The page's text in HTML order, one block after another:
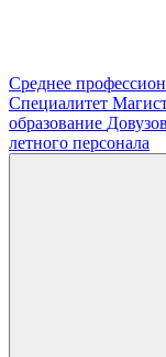
Среднее
Специалитет
образование
летного персонала